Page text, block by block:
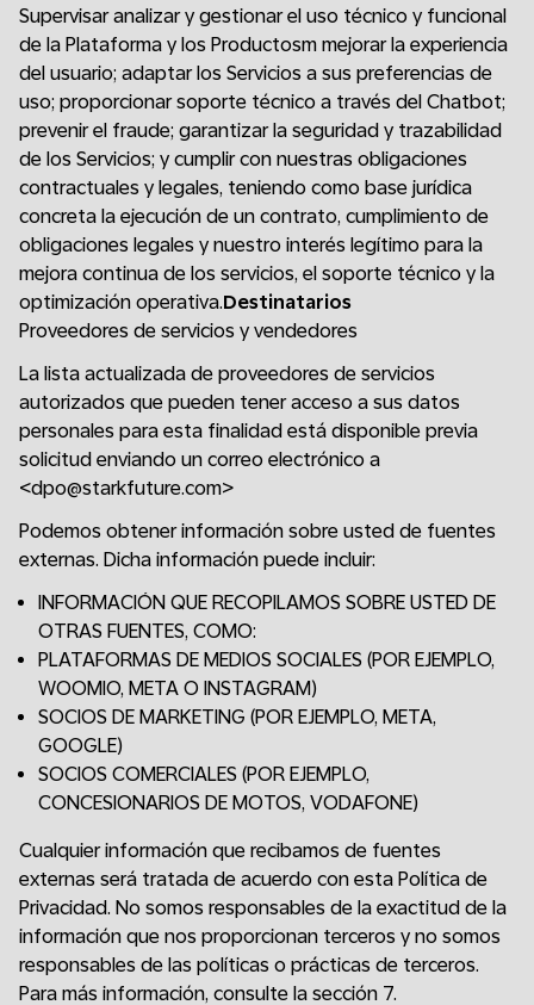
Supervisar analizar y gestionar el uso técnico y funcional
de la Plataforma y los Productosm mejorar la experiencia
del usuario; adaptar los Servicios a sus preferencias de
uso; proporcionar soporte técnico a través del Chatbot;
prevenir el fraude; garantizar la seguridad y trazabilidad
de los Servicios; y cumplir con nuestras obligaciones
contractuales y legales, teniendo como base jurídica
concreta la ejecución de un contrato, cumplimiento de
obligaciones legales y nuestro interés legítimo para la
mejora continua de los servicios, el soporte técnico y la
optimización operativa.Destinatarios
Proveedores de servicios y vendedores
La lista actualizada de proveedores de servicios
autorizados que pueden tener acceso a sus datos
personales para esta finalidad está disponible previa
solicitud enviando un correo electrónico a
<dpo@starkfuture.com>
Podemos obtener información sobre usted de fuentes
externas. Dicha información puede incluir:
INFORMACIÓN QUE RECOPILAMOS SOBRE USTED DE
OTRAS FUENTES, COMO:
PLATAFORMAS DE MEDIOS SOCIALES (POR EJEMPLO,
WOOMIO, META O INSTAGRAM)
SOCIOS DE MARKETING (POR EJEMPLO, META,
GOOGLE)
SOCIOS COMERCIALES (POR EJEMPLO,
CONCESIONARIOS DE MOTOS, VODAFONE)
Cualquier información que recibamos de fuentes
externas será tratada de acuerdo con esta Política de
Privacidad. No somos responsables de la exactitud de la
información que nos proporcionan terceros y no somos
responsables de las políticas o prácticas de terceros.
Para más información, consulte la sección 7.